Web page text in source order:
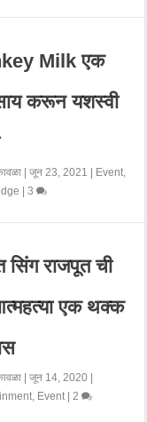
Milk एक
करून यशस्वी
|जून 23, 2021 | Event
|3
सिंग राजपूत ची
एक थक्क
|जून 14, 2020 |
Event | 2